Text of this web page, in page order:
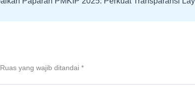
Ruas yang wajib ditandai *